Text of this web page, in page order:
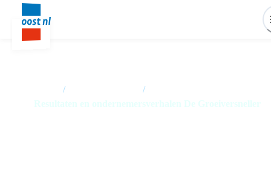
/
/
Resultaten en ondernemersverhalen De Groeiversneller